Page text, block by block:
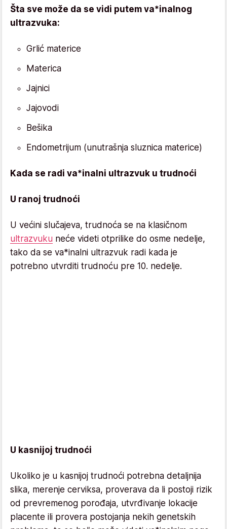
Šta sve može da se vidi putem va*inalnog
ultrazvuka:
Grlić materice
Materica
Jajnici
Jajovodi
Bešika
Endometrijum (unutrašnja sluznica materice)
Kada se radi va*inalni ultrazvuk u trudnoći
U ranoj trudnoći
U većini slučajeva, trudnoća se na klasičnom
ultrazvuku neće videti otprilike do osme nedelje,
tako da se va*inalni ultrazvuk radi kada je
potrebno utvrditi trudnoću pre 10. nedelje.
U kasnijoj trudnoći
Ukoliko je u kasnijoj trudnoći potrebna detaljnija
slika, merenje cerviksa, proverava da li postoji rizik
od prevremenog porođaja, utvrđivanje lokacije
placente ili provera postojanja nekih genetskih